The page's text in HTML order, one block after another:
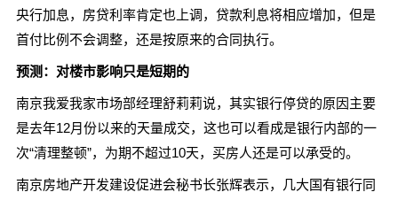
央行加息，房贷利率肯定也上调，贷款利息将相应增加，但是
首付比例不会调整，还是按原来的合同执行。
预测：对楼市影响只是短期的
南京我爱我家市场部经理舒莉莉说，其实银行停贷的原因主要
是去年12月份以来的天量成交，这也可以看成是银行内部的一
次“清理整顿”，为期不超过10天，买房人还是可以承受的。
南京房地产开发建设促进会秘书长张辉表示，几大国有银行同